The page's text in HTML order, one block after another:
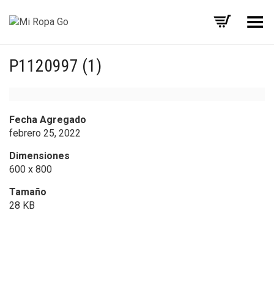
Menú
P1120997 (1)
Fecha Agregado
febrero 25, 2022
Dimensiones
600 x 800
Tamaño
28 KB